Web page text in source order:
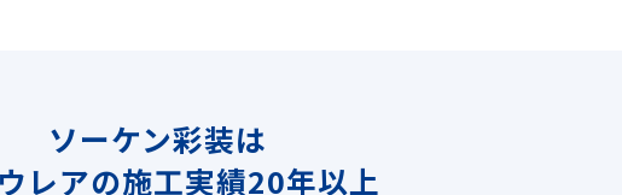
ソーケン彩装は
レアの施工実績20年以上